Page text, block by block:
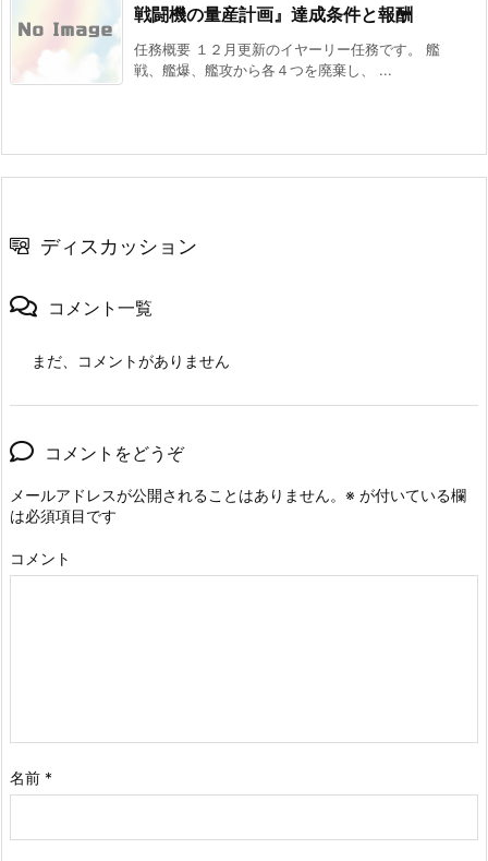
戦闘機の量産計画』達成条件と報酬
任務概要 １２月更新のイヤーリー任務です。 艦
戦、艦爆、艦攻から各４つを廃棄し、 ...
ディスカッション
コメント一覧
まだ、コメントがありません
コメントをどうぞ
メールアドレスが公開されることはありません。 ※ が付いている欄
は必須項目です
コメント
名前 *